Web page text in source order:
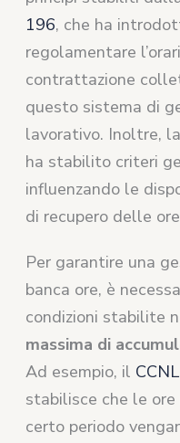
196, che ha
regolamentare
contrattazione
questo sistema di
lavorativo. Inoltre, la
ha stabilito criteri
influenzando le
di recupero delle
Per garantire una
banca ore, è
condizioni stabilite
massima di
Ad esempio, il
stabilisce che le
certo periodo